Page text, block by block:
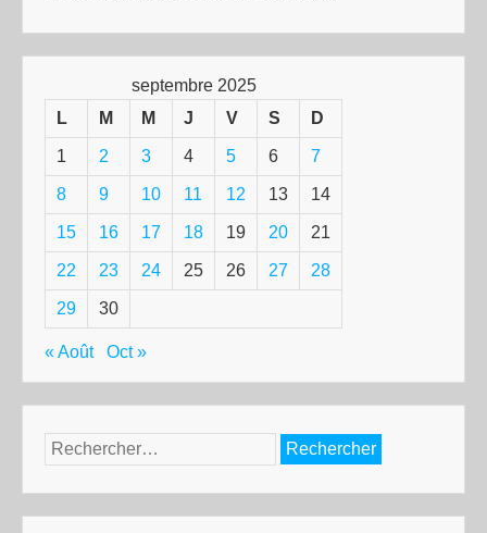
septembre 2025
L
M M J V S D
1 2 3 4 5 6 7
8 9 10 11 12 13 14
15 16 17 18 19 20 21
22 23 24 25 26 27 28
29 30
« Août Oct »
Rechercher :